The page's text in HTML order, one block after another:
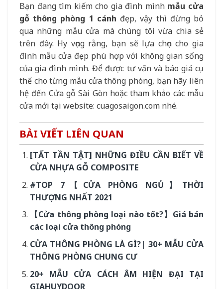
Bạn đang tìm kiếm cho gia đình mình mẫu cửa
gỗ thông phòng 1 cánh đẹp, vậy thì đừng bỏ
qua những mẫu cửa mà chúng tôi vừa chia sẻ
trên đây. Hy vọng rằng, bạn sẽ lựa chọn cho gia
đình mẫu cửa đẹp phù hợp với không gian sống
của gia đình mình. Để được tư vấn và báo giá cụ
thể cho từng mẫu cửa thông phòng, bạn hãy liên
hệ đến Cửa gỗ Sài Gòn hoặc tham khảo các mẫu
cửa mới tại website: cuagosaigon.com nhé.
BÀI VIẾT LIÊN QUAN
[TẤT TẦN TẬT] NHỮNG ĐIỀU CẦN BIẾT VỀ
CỬA NHỰA GỖ COMPOSITE
#TOP 7【CỬA PHÒNG NGỦ】THỜI
THƯỢNG NHẤT 2021
【Cửa thông phòng loại nào tốt?】Giá bán
các loại cửa thông phòng
CỬA THÔNG PHÒNG LÀ GÌ?| 30+ MẪU CỬA
THÔNG PHÒNG CHUNG CƯ
20+ MẪU CỬA CÁCH ÂM HIỆN ĐẠI TẠI
GIAHUYDOOR